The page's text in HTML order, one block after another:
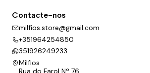
Contacte-nos
milfios.store@gmail.com
+351964254850
351926249233
Milfios
Rua do Farol Nº 76